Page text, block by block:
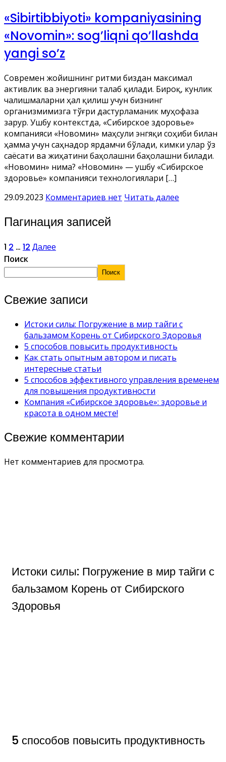
«Sibirtibbiyoti» kompaniyasining
«Novomin»: sog’liqni qo’llashda
yangi so’z
Современ жойишнинг ритми биздан максимал
активлик ва энергияни талаб қилади. Бироқ, кунлик
чалишмаларни ҳал қилиш учун бизнинг
организмимизга тўғри дастурламаник муҳофаза
зарур. Ушбу контекстда, «Сибирское здоровье»
компанияси «Новомин» маҳсули энгяқи соҳиби билан
ҳамма учун саҳнадор ярдамчи бўлади, кимки улар ўз
саёсати ва жиҳатини баҳолашни баҳолашни билади.
«Новомин» нима? «Новомин» — ушбу «Сибирское
здоровье» компанияси технологиялари […]
29.09.2023 Комментариев нет Читать далее
Пагинация записей
1 2 … 12 Далее
Поиск
Поиск
Свежие записи
Истоки силы: Погружение в мир тайги с
бальзамом Корень от Сибирского Здоровья
5 способов повысить продуктивность
Как стать опытным автором и писать
интересные статьи
5 способов эффективного управления временем
для повышения продуктивности
Компания «Сибирское здоровье»: здоровье и
красота в одном месте!
Свежие комментарии
Нет комментариев для просмотра.
Истоки силы: Погружение в мир тайги с
бальзамом Корень от Сибирского
Здоровья
5 способов повысить продуктивность